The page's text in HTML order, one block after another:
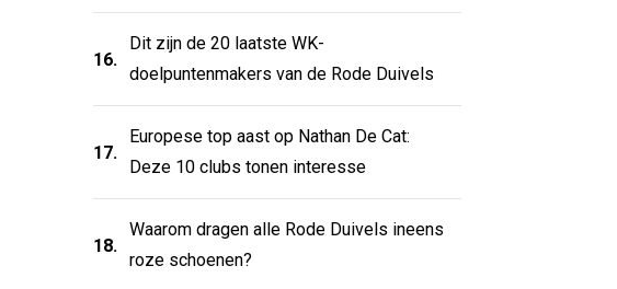
16.
Dit zijn de 20 laatste WK-
doelpuntenmakers van de Rode Duivels
17.
Europese top aast op Nathan De Cat:
Deze 10 clubs tonen interesse
18.
Waarom dragen alle Rode Duivels ineens
roze schoenen?